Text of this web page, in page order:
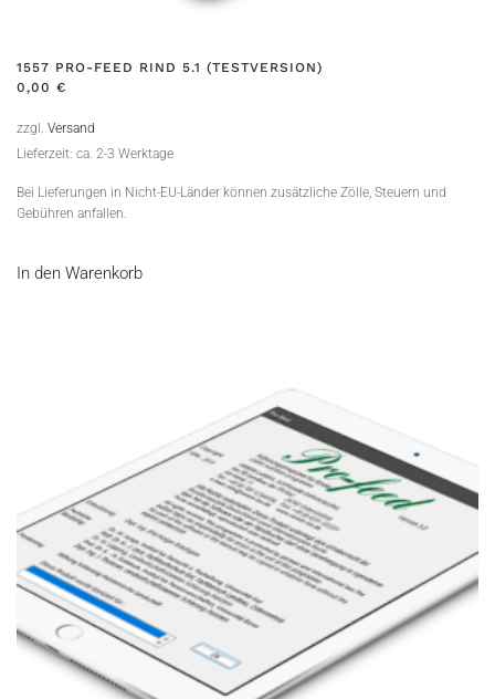
1557 PRO-FEED RIND 5.1 (TESTVERSION)
0,00 €
zzgl. Versand
Lieferzeit: ca. 2-3 Werktage
Bei Lieferungen in Nicht-EU-Länder können zusätzliche Zölle, Steuern und
Gebühren anfallen.
In den Warenkorb